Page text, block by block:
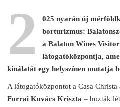
2
025 nyarán új
borturizmus:
a Balaton Wines
látogatóközpontja,
kínálatát egy helyszínen mutatja
A látogatóközpontot a Casa
Forrai Kovács Kriszta – hozták